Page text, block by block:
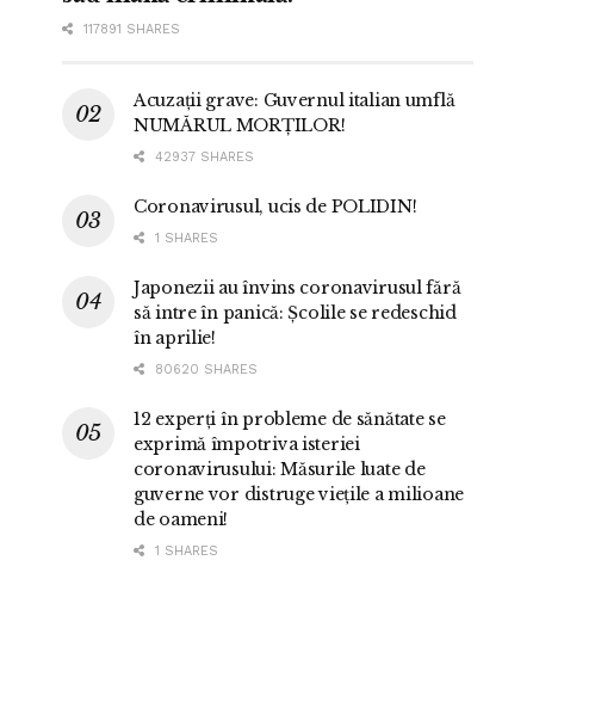
117891 SHARES
Acuzații grave: Guvernul italian umflă
NUMĂRUL MORȚILOR!
42937 SHARES
Coronavirusul, ucis de POLIDIN!
1 SHARES
Japonezii au învins coronavirusul fără
să intre în panică: Școlile se redeschid
în aprilie!
80620 SHARES
12 experți în probleme de sănătate se
exprimă împotriva isteriei
coronavirusului: Măsurile luate de
guverne vor distruge viețile a milioane
de oameni!
1 SHARES